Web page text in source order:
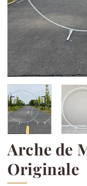
Arche de
Originale